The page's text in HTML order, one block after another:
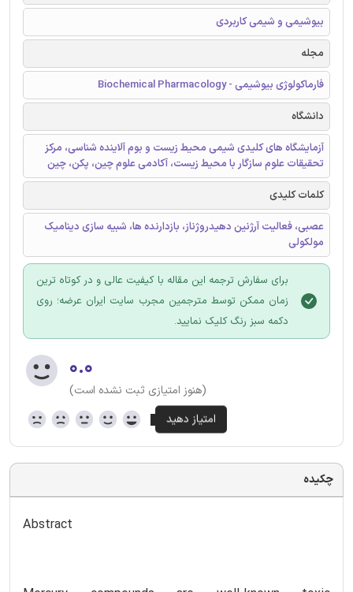
بیوشیمی و شیمی کاربردی
مجله
فارماکولوژی بیوشیمی - Biochemical Pharmacology
دانشگاه
آزمایشگاه های کلیدی شیمی محیط زیست و بوم آلاینده شناسی، مرکز
تحقیقات علوم سازگار با محیط زیست، آکادمی علوم چین، پکن، چین
کلمات کلیدی
عصبی، فعالیت آرژنین دهیدروژناز، بازدارنده ها، شبیه سازی دینامیک
مولکولی
برای سفارش ترجمه این مقاله با کیفیت عالی و در کوتاه ترین
زمان ممکن توسط مترجمین مجرب سایت ایران عرضه؛ روی
دکمه سبز رنگ کلیک نمایید.
۰.۰
(هنوز امتیازی ثبت نشده است)
چکیده
Abstract